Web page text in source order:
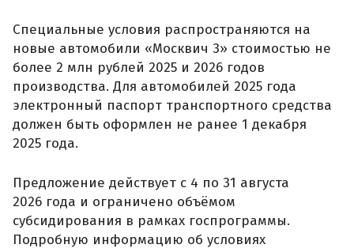
Специальные условия распространяются на
новые автомобили «Москвич 3» стоимостью не
более 2 млн рублей 2025 и 2026 годов
производства. Для автомобилей 2025 года
электронный паспорт транспортного средства
должен быть оформлен не ранее 1 декабря
2025 года.
Предложение действует с 4 по 31 августа
2026 года и ограничено объёмом
субсидирования в рамках госпрограммы.
Подробную информацию об условиях